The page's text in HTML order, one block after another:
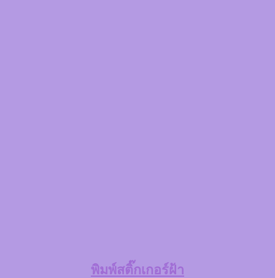
พิมพ์สติ๊กเกอร์ฝ้า